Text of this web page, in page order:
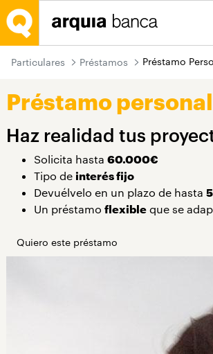
Saltar al contenido principal
Particulares Préstamos Préstamo
Préstamo personal
Haz realidad tus
Solicita hasta 60.000€
Tipo de interés fijo
Devuélvelo en un plazo de hasta
Un préstamo flexibleque se
Quiero este préstamo